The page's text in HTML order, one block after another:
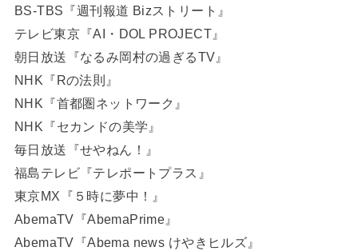
BS-TBS『週刊報道 Bizストリート』
テレビ東京『AI・DOL PROJECT』
朝日放送『なるみ岡村の過ぎるTV』
NHK『Rの法則』
NHK『首都圏ネットワーク』
NHK『セカンドの美学』
毎日放送『せやねん！』
福島テレビ『テレポートプラス』
東京MX『５時に夢中！』
AbemaTV『AbemaPrime』
AbemaTV『Abema news けやきヒルズ』